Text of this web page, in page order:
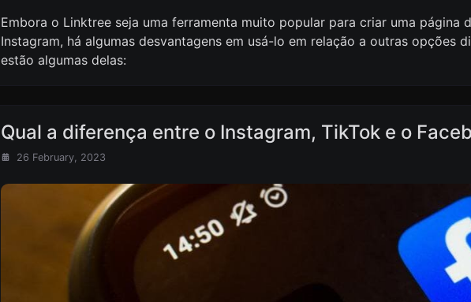
Embora o Linktree seja uma ferramenta muito popular para criar uma página
Instagram, há algumas desvantagens em usá-lo em relação a outras opções
estão algumas delas:
Qual a diferença entre o Instagram, TikTok e o
26 February, 2023